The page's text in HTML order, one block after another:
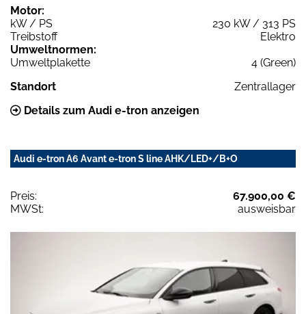
Motor:
kW / PS
230 kW / 313 PS
Treibstoff
Elektro
Umweltnormen:
Umweltplakette
4 (Green)
Standort
Zentrallager
Details zum Audi e-tron anzeigen
Audi e-tron A6 Avant e-tron S line AHK/LED+/B+O
Preis:
67.900,00 €
MWSt:
ausweisbar